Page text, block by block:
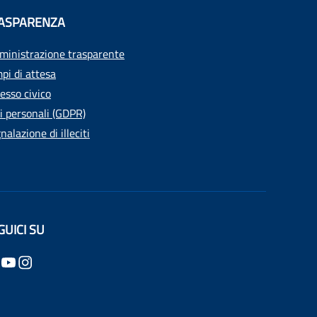
trasparente
di attesa
civico
personali (GDPR)
di illeciti
SU